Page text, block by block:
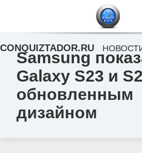
Samsung
Galaxy S23 и
обновленным
дизайном
CONQUIZTADOR.RU